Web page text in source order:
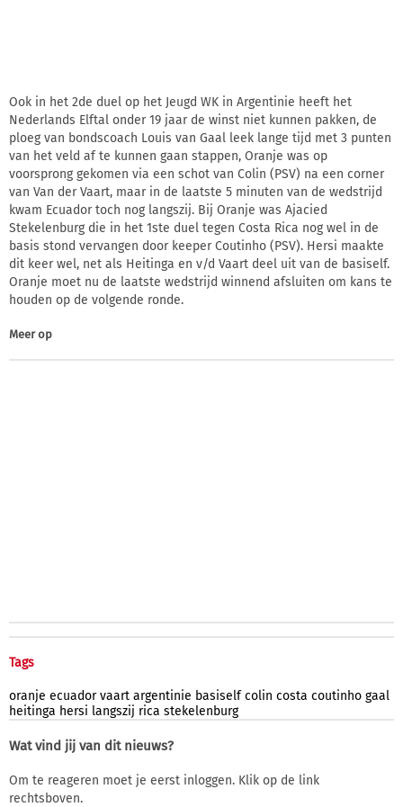
Ook in het 2de duel op het Jeugd WK in Argentinie heeft het
Nederlands Elftal onder 19 jaar de winst niet kunnen pakken, de
ploeg van bondscoach Louis van Gaal leek lange tijd met 3 punten
van het veld af te kunnen gaan stappen, Oranje was op
voorsprong gekomen via een schot van Colin (PSV) na een corner
van Van der Vaart, maar in de laatste 5 minuten van de wedstrijd
kwam Ecuador toch nog langszij. Bij Oranje was Ajacied
Stekelenburg die in het 1ste duel tegen Costa Rica nog wel in de
basis stond vervangen door keeper Coutinho (PSV). Hersi maakte
dit keer wel, net als Heitinga en v/d Vaart deel uit van de basiself.
Oranje moet nu de laatste wedstrijd winnend afsluiten om kans te
houden op de volgende ronde.
Meer op
Tags
oranje ecuador vaart argentinie basiself colin costa coutinho gaal
heitinga hersi langszij rica stekelenburg
Wat vind jij van dit nieuws?
Om te reageren moet je eerst inloggen. Klik op de link
rechtsboven.